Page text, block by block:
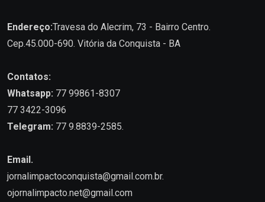
Endereço:Travesa do Alecrim, 73 - Bairro Centro.
Cep.45.000-690. Vitória da Conquista - BA
Contatos:
Whatsapp: 77 99861-8307
77 3422-3096
Telegram: 77 9.8839-2585.
Email.
jornalimpactoconquista@gmail.com.br.
ojornalimpacto.net@gmail.com